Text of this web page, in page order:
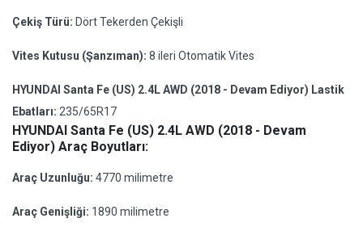
Çekiş Türü: Dört Tekerden Çekişli
Vites Kutusu (Şanzıman): 8 ileri Otomatik Vites
HYUNDAI Santa Fe (US) 2.4L AWD (2018 - Devam Ediyor) Lastik
Ebatları: 235/65R17
HYUNDAI Santa Fe (US) 2.4L AWD (2018 - Devam
Ediyor) Araç Boyutları:
Araç Uzunluğu: 4770 milimetre
Araç Genişliği: 1890 milimetre